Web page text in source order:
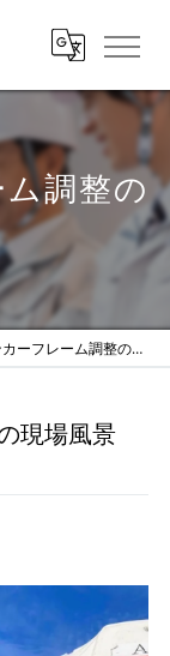
調整の
レーム調整の現場風景💁🏼‍♀️
現場風景